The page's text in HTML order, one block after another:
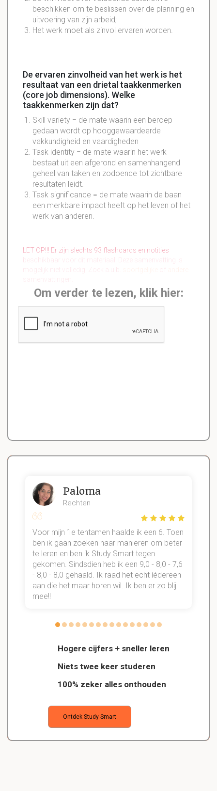
beschikken om te beslissen over de planning en
uitvoering van zijn arbeid;
Het werk moet als zinvol ervaren worden.
De ervaren zinvolheid van het werk is het
resultaat van een drietal taakkenmerken
(core job dimensions). Welke
taakkenmerken zijn dat?
Skill variety = de mate waarin een beroep
gedaan wordt op hooggewaardeerde
vakkundigheid en vaardigheden
Task identity = de mate waarin het werk
bestaat uit een afgerond en samenhangend
geheel van taken en zodoende tot zichtbare
resultaten leidt.
Task significance = de mate waarin de baan
een merkbare impact heeft op het leven of het
werk van anderen.
LET OP!!! Er zijn slechts 93 flashcards en notities
beschikbaar voor dit materiaal. Deze samenvatting is
Om verder te lezen, klik hier:
Hogere cijfers + sneller leren
Niets twee keer studeren
100% zeker alles onthouden
Ontdek Study Smart
Paloma
Rechten
Voor mijn 1e tentamen haalde ik een 6. Toen
ben ik gaan zoeken naar manieren om beter
te leren en ben ik Study Smart tegen
gekomen. Sindsdien heb ik een 9,0 - 8,0 - 7,6
- 8,0 - 8,0 gehaald. Ik raad het echt íédereen
aan die het maar horen wil. Ik ben er zo blij
mee!!